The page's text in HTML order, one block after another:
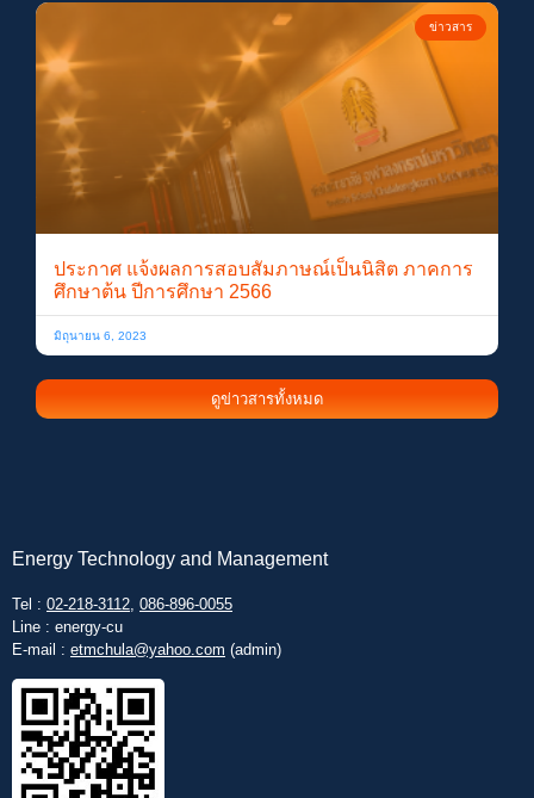
ข่าวสาร
ประกาศ แจ้งผลการสอบสัมภาษณ์เป็นนิสิต ภาคการ
ศึกษาต้น ปีการศึกษา 2566
มิถุนายน 6, 2023
ดูข่าวสารทั้งหมด
Energy Technology and Management
Tel : 02-218-3112, 086-896-0055
Line : energy-cu
E-mail : etmchula@yahoo.com (admin)